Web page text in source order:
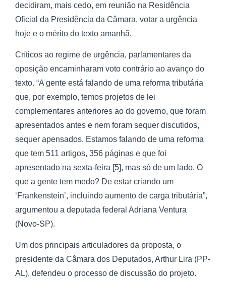
decidiram, mais cedo, em reunião na Residência
Oficial da Presidência da Câmara, votar a urgência
hoje e o mérito do texto amanhã.
Críticos ao regime de urgência, parlamentares da
oposição encaminharam voto contrário ao avanço do
texto. “A gente está falando de uma reforma tributária
que, por exemplo, temos projetos de lei
complementares anteriores ao do governo, que foram
apresentados antes e nem foram sequer discutidos,
sequer apensados. Estamos falando de uma reforma
que tem 511 artigos, 356 páginas e que foi
apresentado na sexta-feira [5], mas só de um lado. O
que a gente tem medo? De estar criando um
‘Frankenstein’, incluindo aumento de carga tributária”,
argumentou a deputada federal Adriana Ventura
(Novo-SP).
Um dos principais articuladores da proposta, o
presidente da Câmara dos Deputados, Arthur Lira (PP-
AL), defendeu o processo de discussão do projeto.